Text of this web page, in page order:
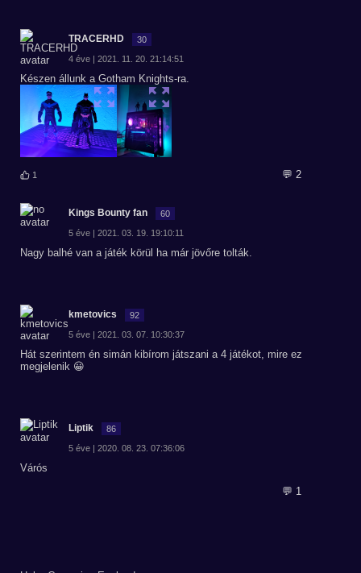
TRACERHD 30
4 éve | 2021. 11. 20. 21:14:51
Készen állunk a Gotham Knights-ra.
1 💬 2
Kings Bounty fan 60
5 éve | 2021. 03. 19. 19:10:11
Nagy balhé van a játék körül ha már jövőre tolták.
kmetovics 92
5 éve | 2021. 03. 07. 10:30:37
Hát szerintem én simán kibírom játszani a 4 játékot, mire ez
megjelenik 😀
Liptik 86
5 éve | 2020. 08. 23. 07:36:06
Várós
💬 1